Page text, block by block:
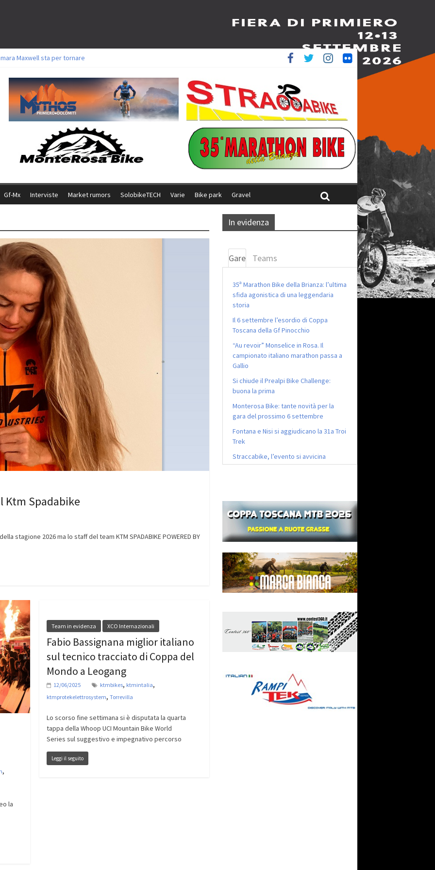
Maxwell sta per tornare
per Ghibaudo, Grossmann e Gallis. Signorelli 5^ la migliore tra gli italiani
della Brianza: l’ultima sfida agonistica di una leggendaria storia
Team Relay firma il secondo argento azzurro a Monteceneri
Gf-Mx Interviste Market rumors SolobikeTECH Varie Bike park Gravel
Ktm Spadabike
stagione 2026 ma lo staff del team KTM SPADABIKE POWERED BY
,
la
Team in evidenza XCO Internazionali
Fabio Bassignana miglior italiano
sul tecnico tracciato di Coppa del
Mondo a Leogang
12/06/2025 ktmbikes, ktmintalia,
ktmprotekelettrosystem, Torrevilla
Lo scorso fine settimana si è disputata la quarta
tappa della Whoop UCI Mountain Bike World
Series sul suggestivo e impegnativo percorso
Leggi il seguito
In evidenza
Gare Teams
35ª Marathon Bike della Brianza: l’ultima
sfida agonistica di una leggendaria
storia
Il 6 settembre l’esordio di Coppa
Toscana della Gf Pinocchio
“Au revoir” Monselice in Rosa. Il
campionato italiano marathon passa a
Gallio
Si chiude il Prealpi Bike Challenge:
buona la prima
Monterosa Bike: tante novità per la
gara del prossimo 6 settembre
Fontana e Nisi si aggiudicano la 31a Troi
Trek
Straccabike, l’evento si avvicina